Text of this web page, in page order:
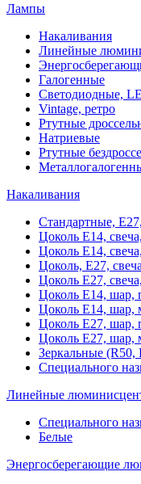
Лампы
Накаливания
Линейные
Галогенные
Светодиодные,
Vintage, ретро
Ртутные
Натриевые
Ртутные
Накаливания
Стандартные,
Цоколь Е14,
Цоколь Е14,
Цоколь, Е27,
Цоколь Е27,
Цоколь Е14, шар,
Цоколь Е14, шар,
Цоколь Е27, шар,
Цоколь Е27, шар,
Зеркальные (R50,
Специального
Линейные
Специального
Белые
Энергосберегающие